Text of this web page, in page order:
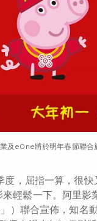
及eOne將於明年春節聯
，屈指一算，很
輕鬆一下。阿里
聯合宣佈，知名